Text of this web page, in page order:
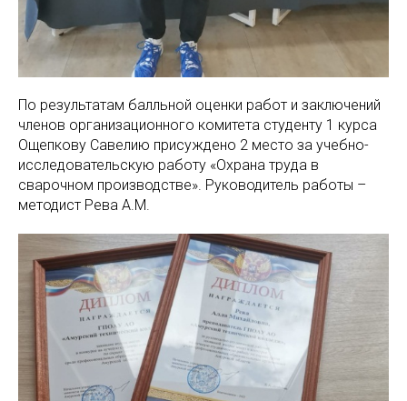
По результатам балльной оценки работ и заключений
членов организационного комитета студенту 1 курса
Ощепкову Савелию присуждено 2 место за учебно-
исследовательскую работу «Охрана труда в
сварочном производстве». Руководитель работы –
методист Рева А.М.